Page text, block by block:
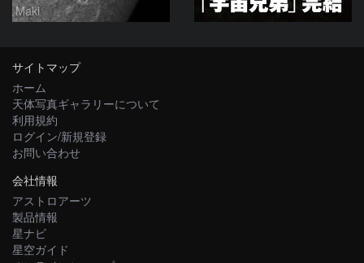
Maki
サイトマップ
ホーム
天体写真ギャラリーについて
利用規約
ログイン/新規登録
お問い合わせ
会社情報
アストロアーツ
製品情報
星ナビ
星空ガイド